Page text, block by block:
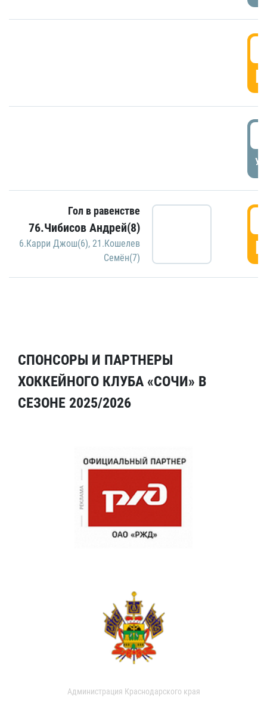
Гол в равенстве
76.Чибисов Андрей(8)
6.Карри Джош(6), 21.Кошелев
Семён(7)
СПОНСОРЫ И ПАРТНЕРЫ
ХОККЕЙНОГО КЛУБА «СОЧИ» В
СЕЗОНЕ 2025/2026
Администрация Краснодарского края